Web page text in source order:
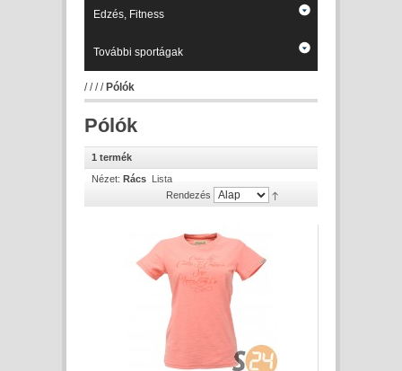
Edzés, Fitness
További sportágak
//// Pólók
Pólók
1 termék
Nézet: Rács Lista
Rendezés